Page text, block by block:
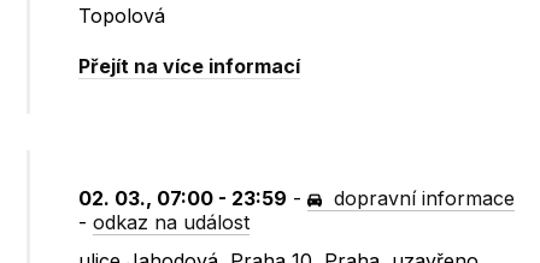
Topolová
Přejít na více informací
02. 03., 07:00 - 23:59 -
dopravní informace
-odkaz na událost